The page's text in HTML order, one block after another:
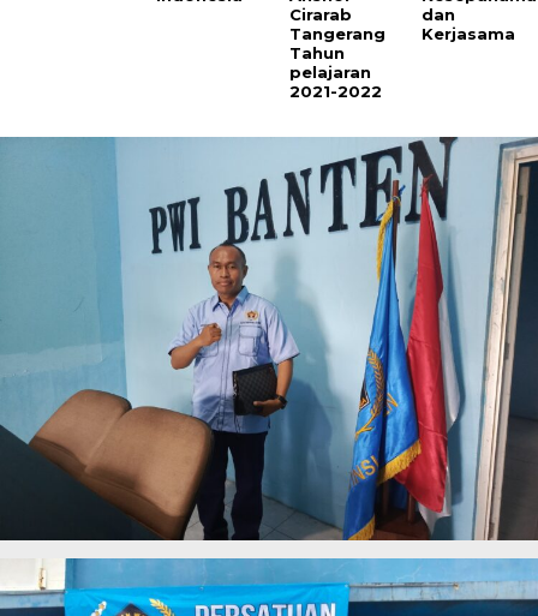
Cirarab
Tangerang
Tahun
pelajaran
2021-2022
dan
Kerjasama